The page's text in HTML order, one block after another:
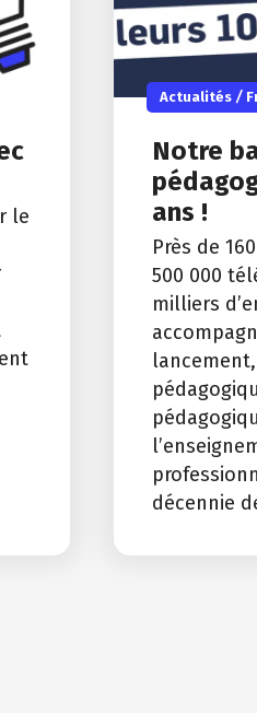
le
Actualités/
Notre
ans !
Près de
500 000
milliers
décennie